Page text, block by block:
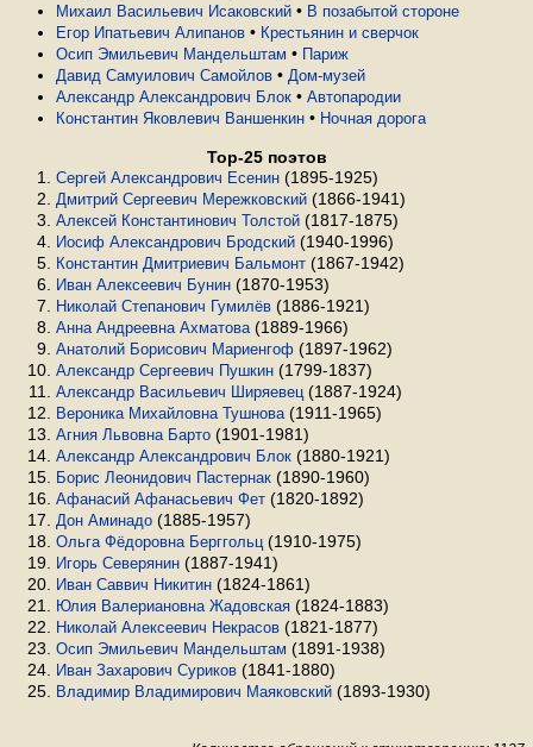
Михаил Васильевич Исаковский • В позабытой стороне
Егор Ипатьевич Алипанов • Крестьянин и сверчок
Осип Эмильевич Мандельштам • Париж
Давид Самуилович Самойлов • Дом-музей
Александр Александрович Блок • Автопародии
Константин Яковлевич Ваншенкин • Ночная дорога
Top-25 поэтов
Сергей Александрович Есенин (1895-1925)
Дмитрий Сергеевич Мережковский (1866-1941)
Алексей Константинович Толстой (1817-1875)
Иосиф Александрович Бродский (1940-1996)
Константин Дмитриевич Бальмонт (1867-1942)
Иван Алексеевич Бунин (1870-1953)
Николай Степанович Гумилёв (1886-1921)
Анна Андреевна Ахматова (1889-1966)
Анатолий Борисович Мариенгоф (1897-1962)
Александр Сергеевич Пушкин (1799-1837)
Александр Васильевич Ширяевец (1887-1924)
Вероника Михайловна Тушнова (1911-1965)
Агния Львовна Барто (1901-1981)
Александр Александрович Блок (1880-1921)
Борис Леонидович Пастернак (1890-1960)
Афанасий Афанасьевич Фет (1820-1892)
Дон Аминадо (1885-1957)
Ольга Фёдоровна Берггольц (1910-1975)
Игорь Северянин (1887-1941)
Иван Саввич Никитин (1824-1861)
Юлия Валериановна Жадовская (1824-1883)
Николай Алексеевич Некрасов (1821-1877)
Осип Эмильевич Мандельштам (1891-1938)
Иван Захарович Суриков (1841-1880)
Владимир Владимирович Маяковский (1893-1930)